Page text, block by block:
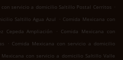
con servicio a domicilio Saltillo Postal Cerritos .
Saltillo Agua Azul
. Comida Mexicana con
Cepeda Ampliación
. Comida Mexicana con
. Comida Mexicana con servicio a domicilio
Mexicana con servicio a domicilio Saltillo Valle